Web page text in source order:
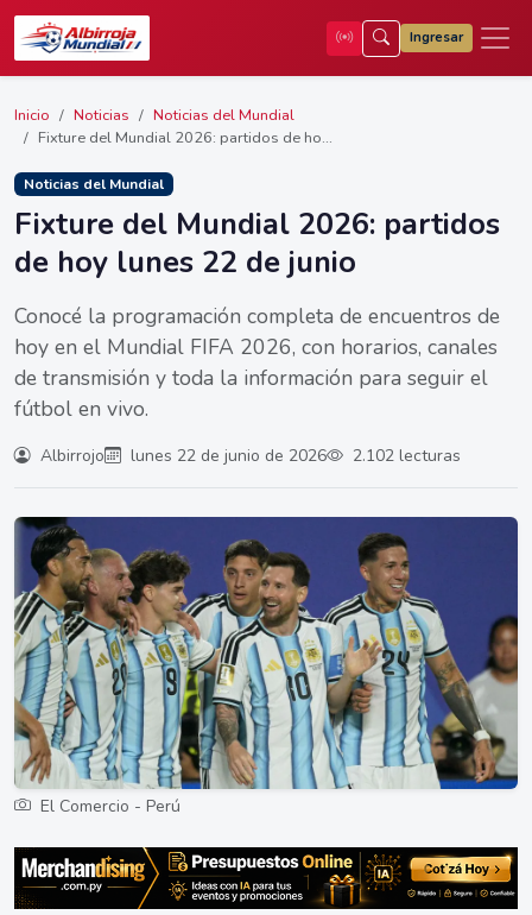
Ingresar
Inicio Noticias
Noticias del Mundial
Fixture del Mundial 2026: partidos de ho...
Noticias del Mundial
Fixture del Mundial 2026: partidos
de hoy lunes 22 de junio
Conocé la programación completa de encuentros de
hoy en el Mundial FIFA 2026, con horarios, canales
de transmisión y toda la información para seguir el
fútbol en vivo.
Albirrojo lunes 22 de junio de 2026 2.102 lecturas
El Comercio - Perú